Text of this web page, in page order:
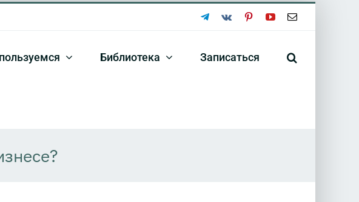
Telegram
Vk PinterestYouTubeEmail
Библиотека Записаться